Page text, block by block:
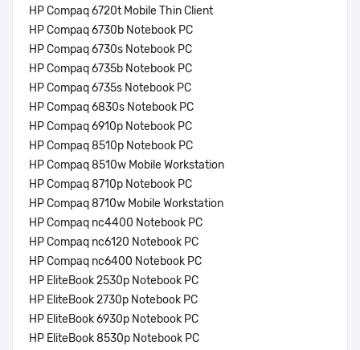
HP Compaq 6720t Mobile Thin Client
HP Compaq 6730b Notebook PC
HP Compaq 6730s Notebook PC
HP Compaq 6735b Notebook PC
HP Compaq 6735s Notebook PC
HP Compaq 6830s Notebook PC
HP Compaq 6910p Notebook PC
HP Compaq 8510p Notebook PC
HP Compaq 8510w Mobile Workstation
HP Compaq 8710p Notebook PC
HP Compaq 8710w Mobile Workstation
HP Compaq nc4400 Notebook PC
HP Compaq nc6120 Notebook PC
HP Compaq nc6400 Notebook PC
HP EliteBook 2530p Notebook PC
HP EliteBook 2730p Notebook PC
HP EliteBook 6930p Notebook PC
HP EliteBook 8530p Notebook PC